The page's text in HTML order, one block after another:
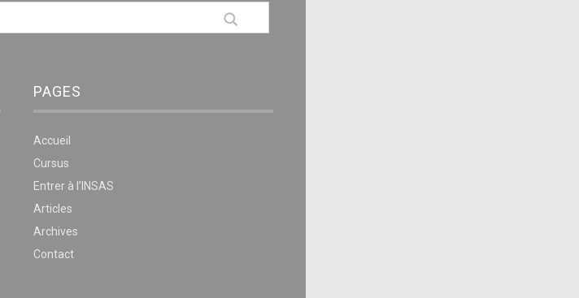
PAGES
Accueil
Cursus
Entrer à l’INSAS
Articles
Archives
Contact